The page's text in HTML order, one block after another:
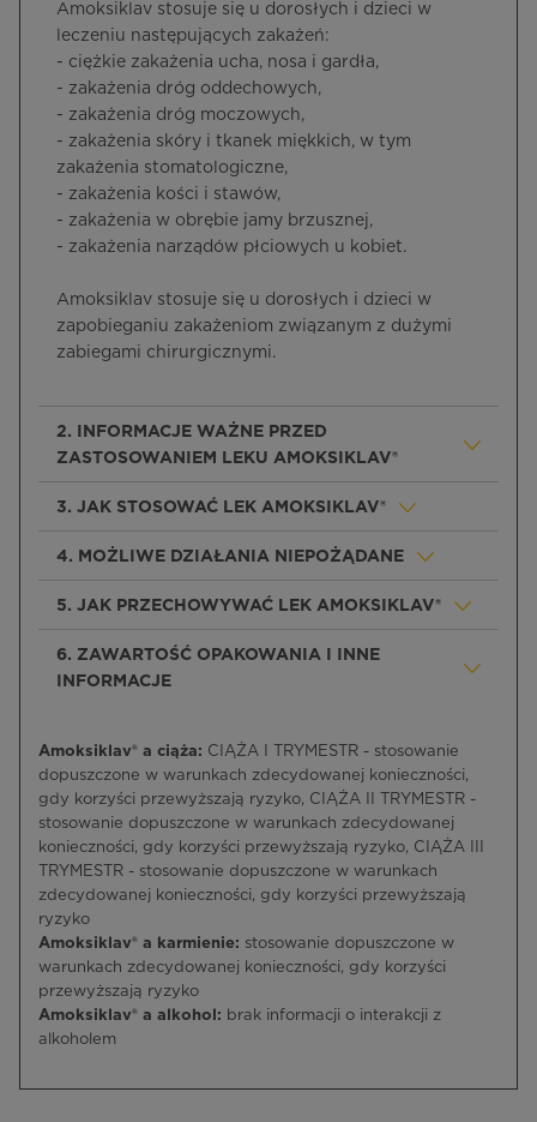
Amoksiklav stosuje się u dorosłych i dzieci w
leczeniu następujących zakażeń:
- ciężkie zakażenia ucha, nosa i gardła,
- zakażenia dróg oddechowych,
- zakażenia dróg moczowych,
- zakażenia skóry i tkanek miękkich, w tym
zakażenia stomatologiczne,
- zakażenia kości i stawów,
- zakażenia w obrębie jamy brzusznej,
- zakażenia narządów płciowych u kobiet.
Amoksiklav stosuje się u dorosłych i dzieci w
zapobieganiu zakażeniom związanym z dużymi
zabiegami chirurgicznymi.
2. INFORMACJE WAŻNE PRZED
ZASTOSOWANIEM LEKU AMOKSIKLAV®
3. JAK STOSOWAĆ LEK AMOKSIKLAV®
4. MOŻLIWE DZIAŁANIA NIEPOŻĄDANE
5. JAK PRZECHOWYWAĆ LEK AMOKSIKLAV®
6. ZAWARTOŚĆ OPAKOWANIA I INNE
INFORMACJE
Amoksiklav® a ciąża: CIĄŻA I TRYMESTR - stosowanie
dopuszczone w warunkach zdecydowanej konieczności,
gdy korzyści przewyższają ryzyko, CIĄŻA II TRYMESTR -
stosowanie dopuszczone w warunkach zdecydowanej
konieczności, gdy korzyści przewyższają ryzyko, CIĄŻA III
TRYMESTR - stosowanie dopuszczone w warunkach
zdecydowanej konieczności, gdy korzyści przewyższają
ryzyko
Amoksiklav® a karmienie: stosowanie dopuszczone w
warunkach zdecydowanej konieczności, gdy korzyści
przewyższają ryzyko
Amoksiklav® a alkohol: brak informacji o interakcji z
alkoholem